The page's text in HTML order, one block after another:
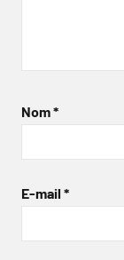
Nom*
E-mail *